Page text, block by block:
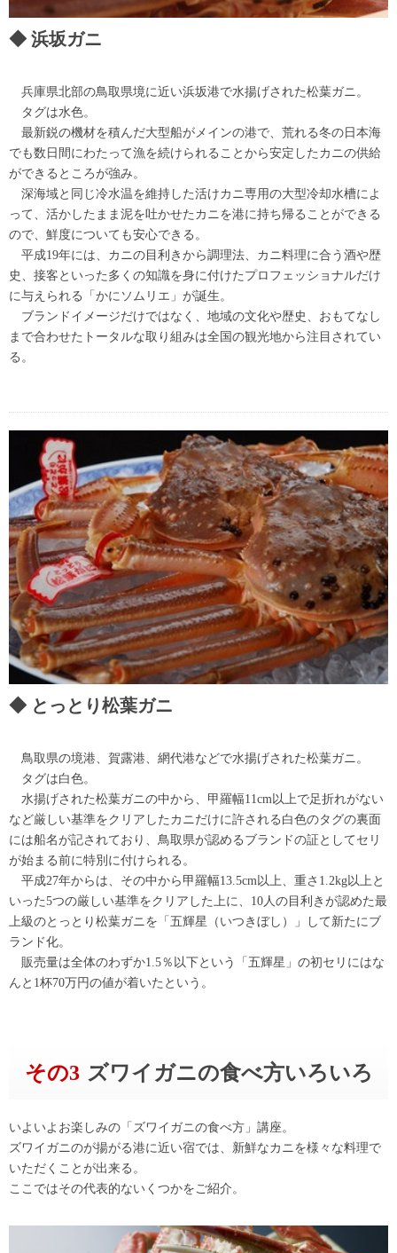
浜坂ガニ
兵庫県北部の鳥取県境に近い浜坂港で水揚げされた松葉ガニ。
タグは水色。
最新鋭の機材を積んだ大型船がメインの港で、荒れる冬の日本海
でも数日間にわたって漁を続けられることから安定したカニの供給
ができるところが強み。
深海域と同じ冷水温を維持した活けカニ専用の大型冷却水槽によ
って、活かしたまま泥を吐かせたカニを港に持ち帰ることができる
ので、鮮度についても安心できる。
平成19年には、カニの目利きから調理法、カニ料理に合う酒や歴
史、接客といった多くの知識を身に付けたプロフェッショナルだけ
に与えられる「かにソムリエ」が誕生。
ブランドイメージだけではなく、地域の文化や歴史、おもてなし
まで合わせたトータルな取り組みは全国の観光地から注目されてい
る。
とっとり松葉ガニ
鳥取県の境港、賀露港、網代港などで水揚げされた松葉ガニ。
タグは白色。
水揚げされた松葉ガニの中から、甲羅幅11cm以上で足折れがない
など厳しい基準をクリアしたカニだけに許される白色のタグの裏面
には船名が記されており、鳥取県が認めるブランドの証としてセリ
が始まる前に特別に付けられる。
平成27年からは、その中から甲羅幅13.5cm以上、重さ1.2kg以上と
いった5つの厳しい基準をクリアした上に、10人の目利きが認めた最
上級のとっとり松葉ガニを「五輝星（いつきぼし）」して新たにブ
ランド化。
販売量は全体のわずか1.5％以下という「五輝星」の初セリにはな
んと1杯70万円の値が着いたという。
その3 ズワイガニの食べ方いろいろ
いよいよお楽しみの「ズワイガニの食べ方」講座。
ズワイガニのが揚がる港に近い宿では、新鮮なカニを様々な料理で
いただくことが出来る。
ここではその代表的ないくつかをご紹介。